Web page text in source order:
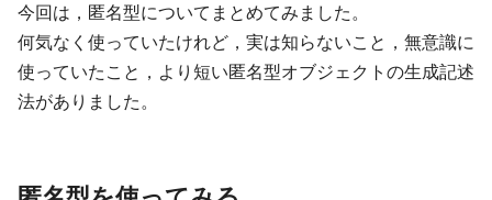
今回は，匿名型についてまとめてみました。
何気なく使っていたけれど，実は知らないこと，無意識に
使っていたこと，より短い匿名型オブジェクトの生成記述
法がありました。